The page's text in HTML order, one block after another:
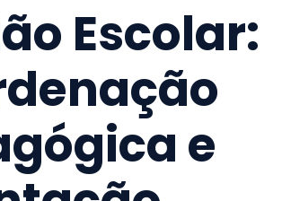
Escolar:
e